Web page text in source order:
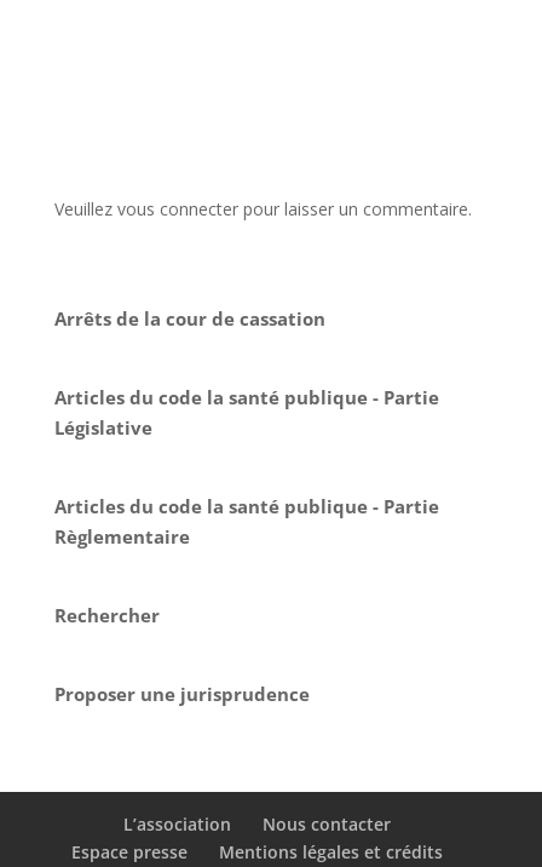
Veuillez vous connecter pour laisser un commentaire.
Arrêts de la cour de cassation
Articles du code la santé publique - Partie
Législative
Articles du code la santé publique - Partie
Règlementaire
Rechercher
Proposer une jurisprudence
L’association
Nous contacter
Espace presse
Mentions légales et crédits